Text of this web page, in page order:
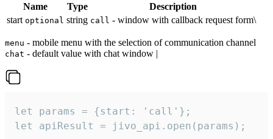
Name Type
Description
start optional string call - window with callback request form\
menu - mobile menu with the selection of communication channel
chat - default value with chat window |
let params = {start: 'call'};
let apiResult = jivo_api.open(params);